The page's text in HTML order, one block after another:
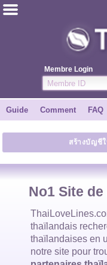
Membre Login
ไทย
Témoignages
Dire à un ami
Guide
Contactez-nous
Guide Comment FAQ
สร้างบัญชีใ
No1 Site
thaïlandais
thaïlandaises en
notre site pour